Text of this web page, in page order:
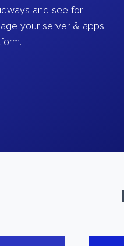
and see for
your server & apps